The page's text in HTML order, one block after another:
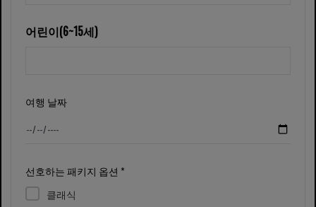
어린이(6~15세)
여행 날짜
선호하는 패키지 옵션 *
클래식